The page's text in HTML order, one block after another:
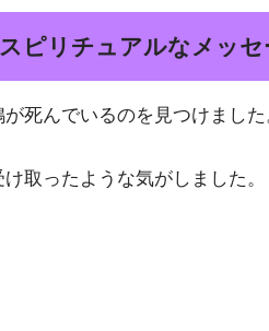
ピリチュアルなメッセ
死んでいるのを見つけました
取ったような気がしました。